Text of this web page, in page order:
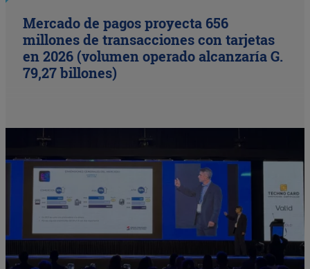
Mercado de pagos proyecta 656
millones de transacciones con tarjetas
en 2026 (volumen operado alcanzaría G.
79,27 billones)